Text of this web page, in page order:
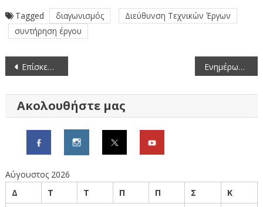
Tagged διαγωνισμός
Διεύθυνση Τεχνικών Έργων
συντήρηση έργου
Πλοήγηση
Επίσκεψη στην περιοχή του Βεντζίου του Περιφερειάρχη και του Αντιπεριφερειάρχη ΠΕ Γρεβενών Ενημέρωση για τα θετικά κρούσματα καταρροϊκού πυρετού προβάτων στην Π.Ε. Γρεβενών
Ακολουθήστε μας
Αύγουστος 2026
Δ
Τ Τ Π Π Σ
Κ